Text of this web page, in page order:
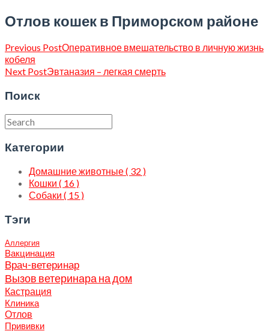
Отлов кошек в Приморском районе
Previous PostОперативное вмешательство в личную жизнь
кобеля
Next PostЭвтаназия – легкая смерть
Поиск
Категории
Домашние животные ( 32 )
Кошки ( 16 )
Собаки ( 15 )
Тэги
Аллергия
Вакцинация
Врач-ветеринар
Вызов ветеринара на дом
Кастрация
Клиника
Отлов
Прививки